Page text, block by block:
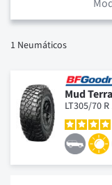
1 Neumáticos
Mud
LT305/70